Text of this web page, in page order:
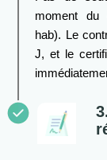
moment du
hab). Le
J, et le